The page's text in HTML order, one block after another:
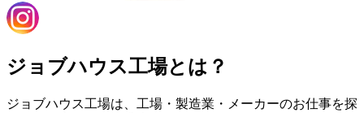
ジョブハウス工場とは？
ジョブハウス工場は、工場・製造業・メーカーのお仕事を探